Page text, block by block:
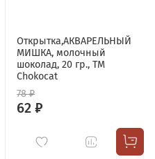
Открытка,АКВАРЕЛЬНЫЙ
МИШКА, молочный
шоколад, 20 гр., TM
Chokocat
78 ₽
62 ₽